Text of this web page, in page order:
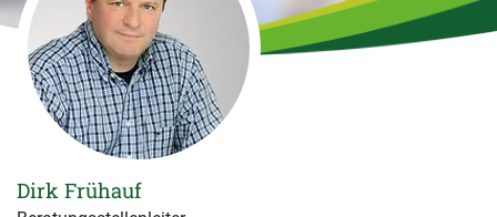
Dirk Frühauf